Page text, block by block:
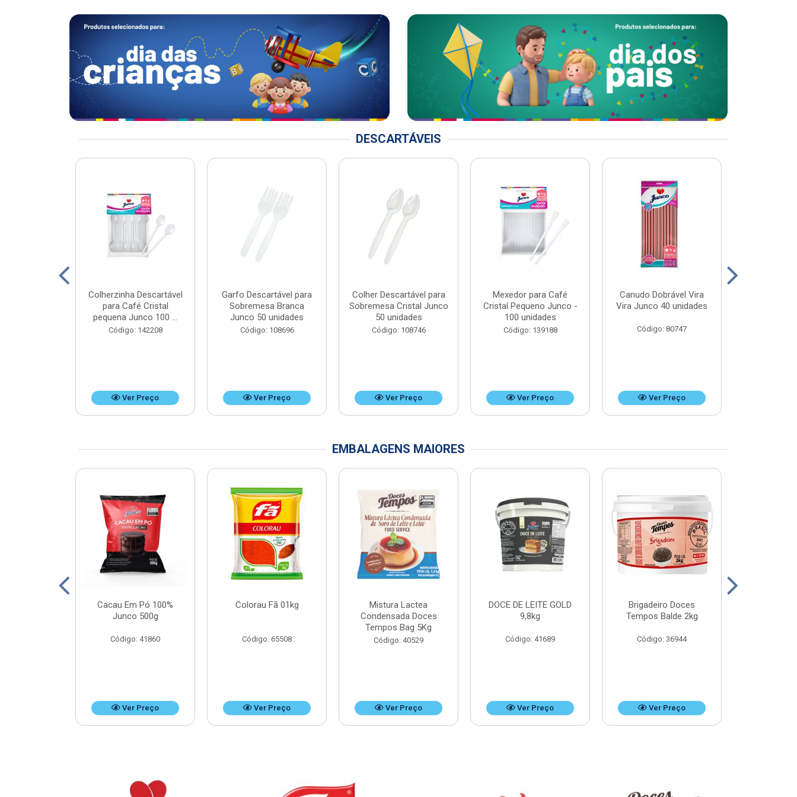
DESCARTÁVEIS
Colherzinha Descartável
para Café Cristal
pequena Junco 100 ...
Código: 142208
Ver Preço
Garfo Descartável para
Sobremesa Branca
Junco 50 unidades
Código: 108696
Ver Preço
Colher Descartável para
Sobremesa Cristal Junco
50 unidades
Código: 108746
Ver Preço
Mexedor para Café
Cristal Pequeno Junco -
100 unidades
Código: 139188
Ver Preço
Canudo Dobrável Vira
Vira Junco 40 unidades
Código: 80747
Ver Preço
EMBALAGENS MAIORES
Cacau Em Pó 100%
Junco 500g
Código: 41860
Ver Preço
Colorau Fã 01kg
Código: 65508
Ver Preço
Mistura Lactea
Condensada Doces
Tempos Bag 5Kg
Código: 40529
Ver Preço
DOCE DE LEITE GOLD
9,8kg
Código: 41689
Ver Preço
Brigadeiro Doces
Tempos Balde 2kg
Código: 36944
Ver Preço